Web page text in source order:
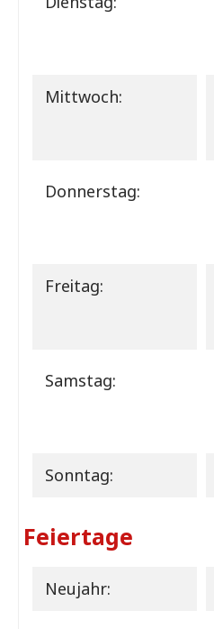
Mittwoch:
Donnerstag:
Freitag:
Samstag:
Sonntag:
Feiertage
Neujahr: